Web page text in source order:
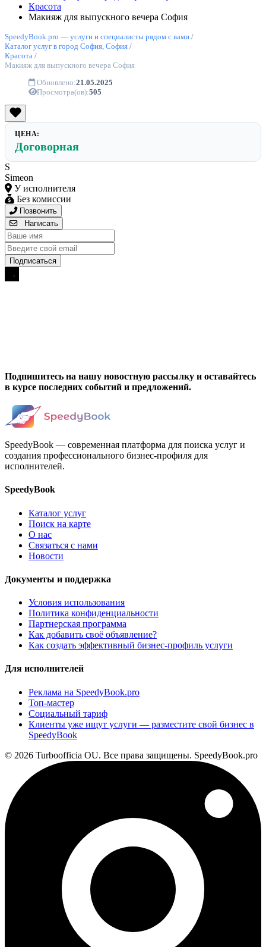
Красота
Макияж для выпускного вечера София
SpeedyBook.pro — услуги и специалисты рядом с вами /
Каталог услуг в город София, София /
Красота /
Макияж для выпускного вечера София
Обновлено:21.05.2025
Просмотра(ов):505
ЦЕНА:
Договорная
S
Simeon
У исполнителя
Без комиссии
Позвонить
Написать
Подпишитесь на нашу новостную рассылку и оставайтесь
в курсе последних событий и предложений.
SpeedyBook — современная платформа для поиска услуг и
создания профессионального бизнес-профиля для
исполнителей.
SpeedyBook
Каталог услуг
Поиск на карте
О нас
Связаться с нами
Новости
Документы и поддержка
Условия использования
Политика конфиденциальности
Партнерская программа
Как добавить своё объявление?
Как создать эффективный бизнес-профиль услуги
Для исполнителей
Реклама на SpeedyBook.pro
Топ-мастер
Социальный тариф
Клиенты уже ищут услуги — разместите свой бизнес в
SpeedyBook
© 2026 Turboofficia OU. Все права защищены. SpeedyBook.pro